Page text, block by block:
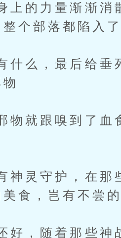
的力量渐渐消
个部落都陷入
么，最后给垂
就跟嗅到了血
灵守护，在那
食，岂有不尝
，随着那些神